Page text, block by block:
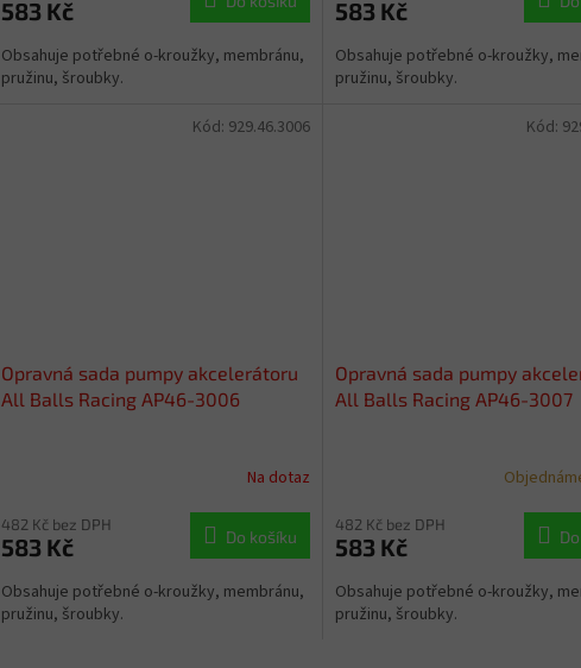
583 Kč
Obsahuje potřebné o-kroužky, membránu,
pružinu, šroubky.
583 Kč
Obsahuje potřebné o-kroužky,
pružinu, šroubky.
Opravná sada pumpy akcelerátoru
All Balls Racing AP46-3006
Na dotaz
482 Kč bez DPH
583 Kč Do košíku
Obsahuje potřebné o-kroužky, membránu,
pružinu, šroubky.
Kód: 929.46.3006
Opravná sada pumpy
All Balls Racing AP46-3007
482 Kč bez DPH
583 Kč
Obsahuje potřebné o-kroužky,
pružinu, šroubky.
Kód: